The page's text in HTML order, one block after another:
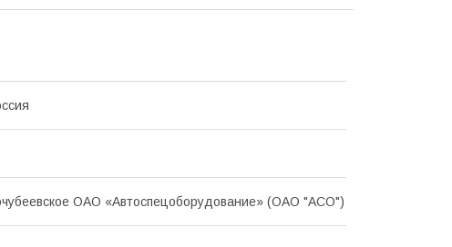
ОАО «Автоспецоборудование» (ОАО "АСО")